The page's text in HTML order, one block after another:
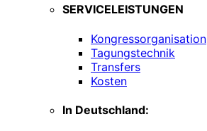
SERVICELEISTUNGEN
Kongressorganisation
Tagungstechnik
Transfers
Kosten
In Deutschland: